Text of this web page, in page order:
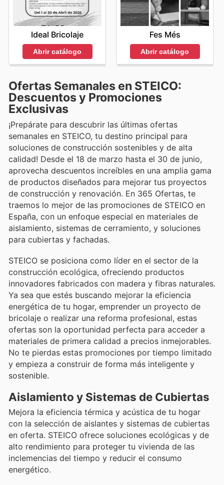
Ideal Bricolaje
Abrir catálogo
Fes Més
Abrir catálogo
Ofertas Semanales en STEICO:
Descuentos y Promociones
Exclusivas
¡Prepárate para descubrir las últimas ofertas
semanales en STEICO, tu destino principal para
soluciones de construcción sostenibles y de alta
calidad! Desde el 18 de marzo hasta el 30 de junio,
aprovecha descuentos increíbles en una amplia gama
de productos diseñados para mejorar tus proyectos
de construcción y renovación. En 365 Ofertas, te
traemos lo mejor de las promociones de STEICO en
España, con un enfoque especial en materiales de
aislamiento, sistemas de cerramiento, y soluciones
para cubiertas y fachadas.
STEICO se posiciona como líder en el sector de la
construcción ecológica, ofreciendo productos
innovadores fabricados con madera y fibras naturales.
Ya sea que estés buscando mejorar la eficiencia
energética de tu hogar, emprender un proyecto de
bricolaje o realizar una reforma profesional, estas
ofertas son la oportunidad perfecta para acceder a
materiales de primera calidad a precios inmejorables.
No te pierdas estas promociones por tiempo limitado
y empieza a construir de forma más inteligente y
sostenible.
Aislamiento y Sistemas de Cubiertas
Mejora la eficiencia térmica y acústica de tu hogar
con la selección de aislantes y sistemas de cubiertas
en oferta. STEICO ofrece soluciones ecológicas y de
alto rendimiento para proteger tu vivienda de las
inclemencias del tiempo y reducir el consumo
energético.